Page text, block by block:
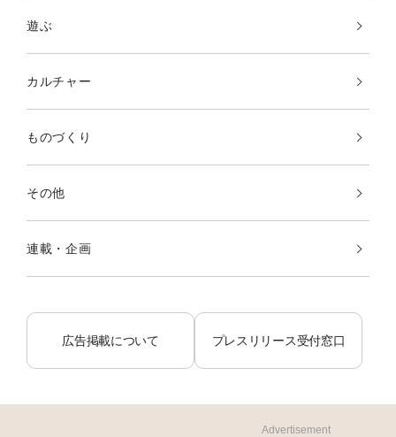
遊ぶ
カルチャー
ものづくり
その他
連載・企画
広告掲載について プレスリリース受付窓口
Advertisement